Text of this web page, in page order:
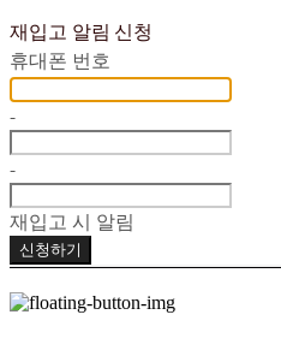
재입고 알림 신청
휴대폰 번호
-
-
재입고 시 알림
신청하기